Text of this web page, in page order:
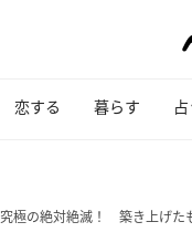
恋する 暮らす
究極の絶対絶滅！ 築き上げた